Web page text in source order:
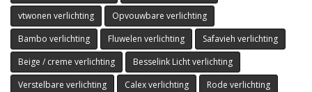
vtwonen verlichting
Opvouwbare verlichting
Bambo verlichting
Fluwelen verlichting
Safavieh verlichting
Beige / creme verlichting
Besselink Licht verlichting
Verstelbare verlichting
Calex verlichting
Rode verlichting